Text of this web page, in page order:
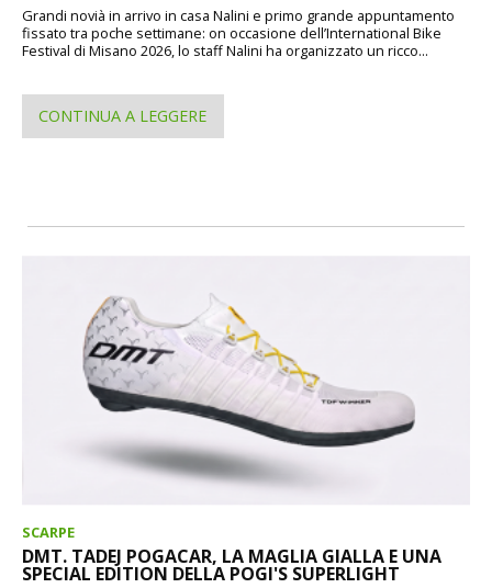
Grandi novià in arrivo in casa Nalini e primo grande appuntamento
fissato tra poche settimane: on occasione dell’International Bike
Festival di Misano 2026, lo staff Nalini ha organizzato un ricco...
CONTINUA A LEGGERE
SCARPE
DMT. TADEJ POGACAR, LA MAGLIA GIALLA E UNA
SPECIAL EDITION DELLA POGI'S SUPERLIGHT